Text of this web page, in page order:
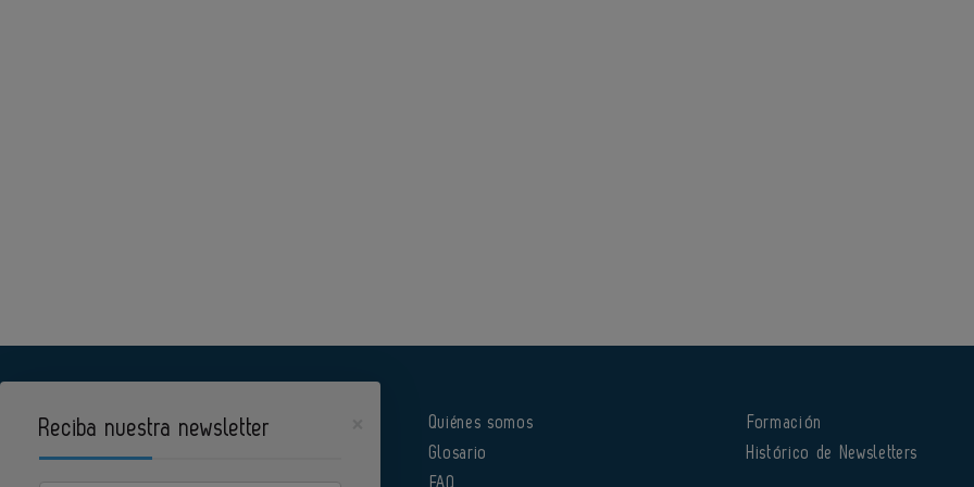
Quiénes somos
Glosario
Formación
Histórico de Newsletters
Reciba nuestra newsletter